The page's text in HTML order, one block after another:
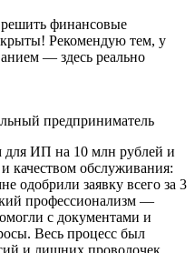
финансовые
Рекомендую тем, у
— здесь реально
предприниматель
ИП на 10 млн рублей и
качеством обслуживания:
одобрили заявку всего за 3
профессионализм —
с документами и
Весь процесс был
и лишних проволочек.